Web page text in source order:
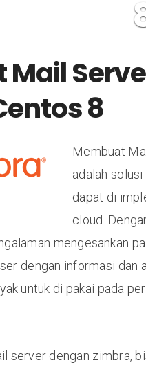
8
Membuat
adalah
dapat di
cloud.
mengesankan
dengan informasi dan
untuk di pakai pada
server dengan zimbra,